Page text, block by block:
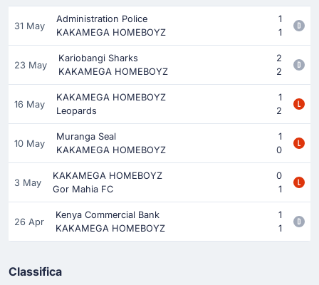
31 May
Administration Police
1
KAKAMEGA HOMEBOYZ
1
23 May
Kariobangi Sharks
2
KAKAMEGA HOMEBOYZ
2
16 May
KAKAMEGA HOMEBOYZ
1
Leopards
2
10 May
Muranga Seal
1
KAKAMEGA HOMEBOYZ
0
3 May
KAKAMEGA HOMEBOYZ
0
Gor Mahia FC
1
26 Apr
Kenya Commercial Bank
1
KAKAMEGA HOMEBOYZ
1
Classifica